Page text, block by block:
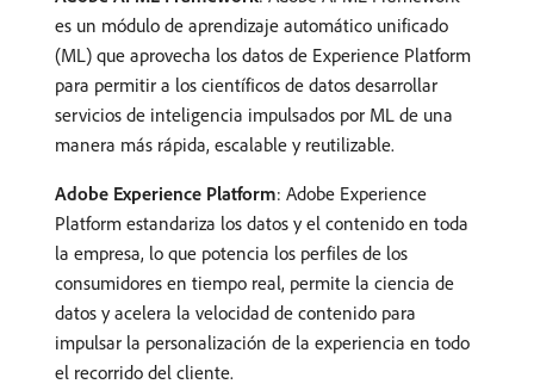
es un módulo de aprendizaje automático unificado
(ML) que aprovecha los datos de Experience Platform
para permitir a los científicos de datos desarrollar
servicios de inteligencia impulsados por ML de una
manera más rápida, escalable y reutilizable.
Adobe Experience Platform: Adobe Experience
Platform estandariza los datos y el contenido en toda
la empresa, lo que potencia los perfiles de los
consumidores en tiempo real, permite la ciencia de
datos y acelera la velocidad de contenido para
impulsar la personalización de la experiencia en todo
el recorrido del cliente.